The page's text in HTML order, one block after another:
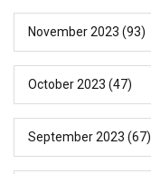
November 2023 (93)
October 2023 (47)
September 2023 (67)